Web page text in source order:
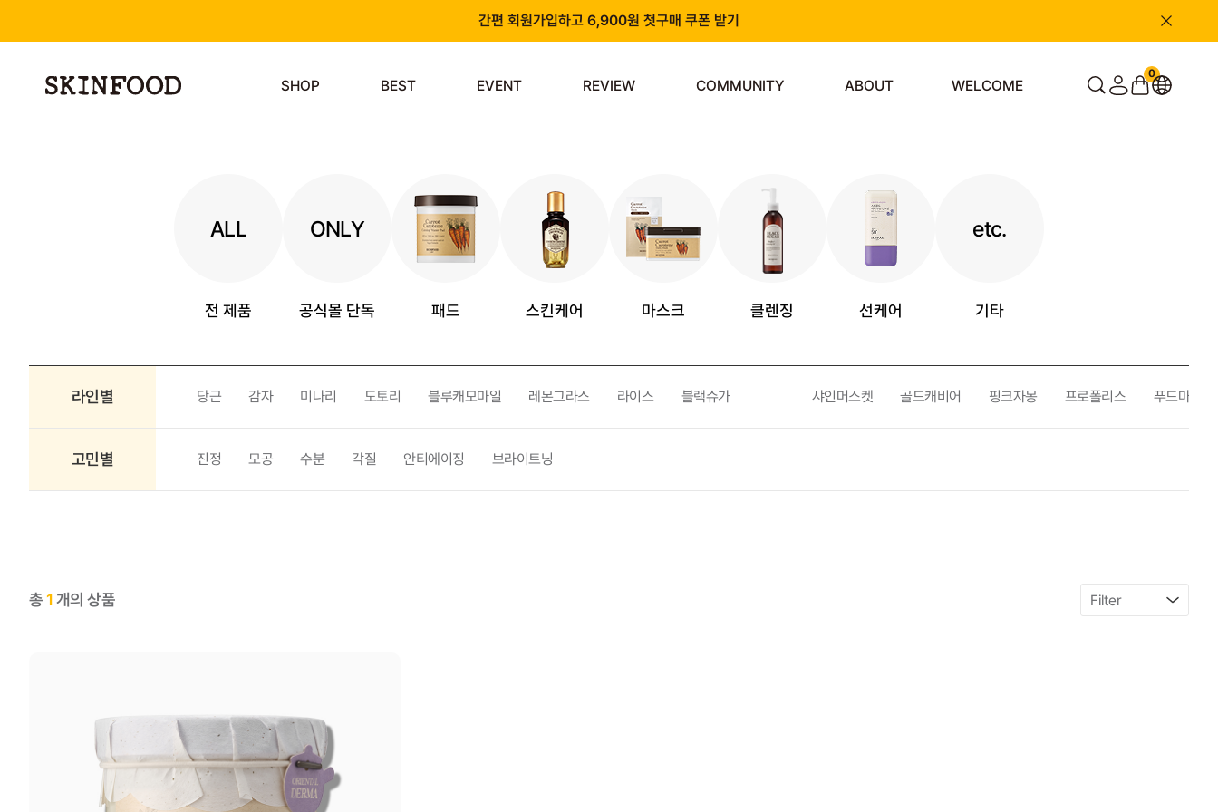
간편 회원가입하고 6,900원 첫구매 쿠폰 받기
SHOP BEST EVENT REVIEW COMMUNITY ABOUT WELCOME
0
ALL
전 제품
ONLY
공식몰 단독 패드 스킨케어 마스크 클렌징 선케어
etc.
기타
라인별 당근 감자 미나리 도토리 블루캐모마일 레몬그라스 라이스 블랙슈가 샤인머스켓 골드캐비어 핑크자몽 프로폴리스 푸드마스크
고민별 진정 모공 수분 각질 안티에이징 브라이트닝
총1개의 상품